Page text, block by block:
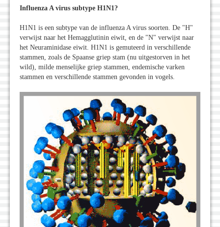
Influenza A virus subtype H1N1?
H1N1 is een subtype van de influenza A virus soorten. De "H"
verwijst naar het Hemagglutinin eiwit, en de "N" verwijst naar
het Neuraminidase eiwit. H1N1 is gemuteerd in verschillende
stammen, zoals de Spaanse griep stam (nu uitgestorven in het
wild), milde menselijke griep stammen, endemische varken
stammen en verschillende stammen gevonden in vogels.